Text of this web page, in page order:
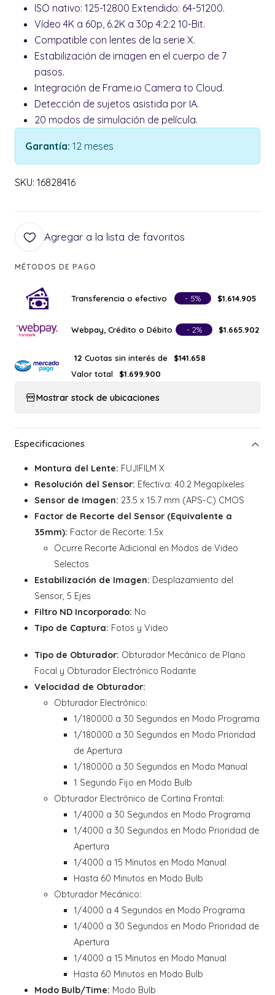
ISO nativo: 125-12800 Extendido: 64-51200.
Vídeo 4K a 60p, 6.2K a 30p 4:2:2 10-Bit.
Compatible con lentes de la serie X.
Estabilización de imagen en el cuerpo de 7
pasos.
Integración de Frame.io Camera to Cloud.
Detección de sujetos asistida por IA.
20 modos de simulación de película.
Garantía: 12 meses
SKU: 16828416
Agregar a la lista de favoritos
MÉTODOS DE PAGO
Transferencia o efectivo - 5% $1.614.905
Webpay, Crédito o Débito - 2% $1.665.902
12 Cuotas sin interés de
$141.658
Valor total
$1.699.900
Mostrar stock de ubicaciones
Montura del Lente: FUJIFILM X
Resolución del Sensor: Efectiva: 40.2 Megapíxeles
Sensor de Imagen: 23.5 x 15.7 mm (APS-C) CMOS
Factor de Recorte del Sensor (Equivalente a
35mm): Factor de Recorte: 1.5x
Ocurre Recorte Adicional en Modos de Video
Selectos
Estabilización de Imagen: Desplazamiento del
Sensor, 5 Ejes
Filtro ND Incorporado: No
Tipo de Captura: Fotos y Video
Tipo de Obturador: Obturador Mecánico de Plano
Focal y Obturador Electrónico Rodante
Velocidad de Obturador:
Obturador Electrónico:
1/180000 a 30 Segundos en Modo Programa
1/180000 a 30 Segundos en Modo Prioridad
de Apertura
1/180000 a 30 Segundos en Modo Manual
1 Segundo Fijo en Modo Bulb
Obturador Electrónico de Cortina Frontal:
1/4000 a 30 Segundos en Modo Programa
1/4000 a 30 Segundos en Modo Prioridad de
Apertura
1/4000 a 15 Minutos en Modo Manual
Hasta 60 Minutos en Modo Bulb
Obturador Mecánico:
1/4000 a 4 Segundos en Modo Programa
1/4000 a 30 Segundos en Modo Prioridad de
Apertura
1/4000 a 15 Minutos en Modo Manual
Hasta 60 Minutos en Modo Bulb
Modo Bulb/Time: Modo Bulb